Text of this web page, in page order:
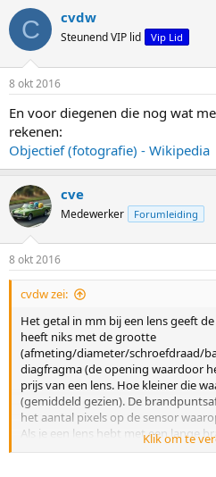
C cvdw
Steunend VIP lid Vip Lid
8 okt 2016
En voor diegenen die nog wat
rekenen:
Objectief (fotografie) - Wikipedia
cve
Medewerker Forumleiding
8 okt 2016
cvdw zei:
Het getal in mm bij een lens geeft
heeft niks met de grootte
(afmeting/diameter/schroefdraad/
diagfragma (de opening waardoor
prijs van een lens. Hoe kleiner die
(gemiddeld gezien). De
het aantal pixels op de sensor
Als je een lens hebt met een lange
van een telelens. Is het getal
Klik om te